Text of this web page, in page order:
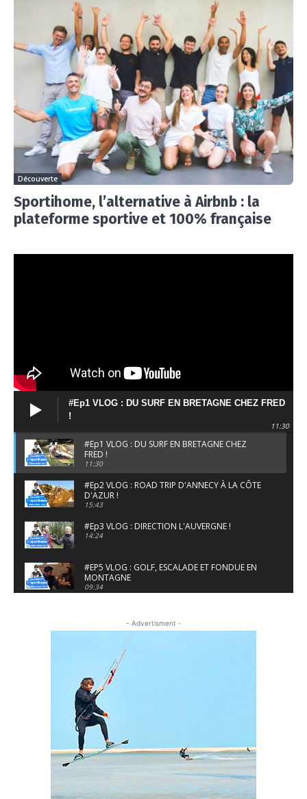
Découverte
Sportihome, l’alternative à Airbnb : la
plateforme sportive et 100% française
#Ep1 VLOG : DU SURF EN BRETAGNE CHEZ FRED
!
11:30
#Ep1 VLOG : DU SURF EN BRETAGNE CHEZ
FRED !
11:30
#Ep2 VLOG : ROAD TRIP D'ANNECY À LA CÔTE
D'AZUR !
15:43
#Ep3 VLOG : DIRECTION L'AUVERGNE !
14:24
#EP5 VLOG : GOLF, ESCALADE ET FONDUE EN
MONTAGNE
09:34
#EP7 VLOG : DE LA RAQUETTE EN PLEIN MILIEU
DU BEAUFORTAIN
04:09
#Ep8 VLOG : DÉCOUVERTE DU VERCORS ET DU
BASSIN GRENOBLOIS !
09:04
#Ep9 VLOG : UN SPORTIHOME CHEZ
SPORTIHOME !
07:21
#Ep10 VLOG : UN SEJOUR SPORTIF PROCHE DE
PARIS !
07:37
- Advertisment -